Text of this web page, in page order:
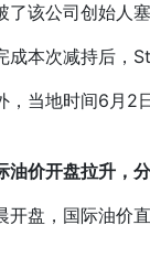
了该公司创始人
成本次减持后，
，当地时间6月2
油价开盘拉升，
开盘，国际油价直